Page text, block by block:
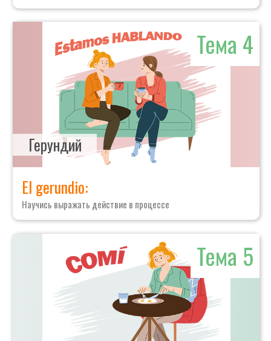
Тема 4
Герундий
El gerundio:
Научись выражать действие в процессе
Тема 5